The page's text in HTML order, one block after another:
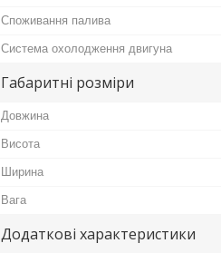
Споживання палива
Система охолодження двигуна
Габаритні розміри
Довжина
Висота
Ширина
Вага
Додаткові характеристики